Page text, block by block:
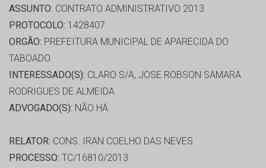
ASSUNTO: CONTRATO ADMINISTRATIVO 2013
PROTOCOLO: 1428407
ORGÃO: PREFEITURA MUNICIPAL DE APARECIDA DO
TABOADO
INTERESSADO(S): CLARO S/A, JOSE ROBSON SAMARA
RODRIGUES DE ALMEIDA
ADVOGADO(S): NÃO HÁ
RELATOR: CONS. IRAN COELHO DAS NEVES
PROCESSO: TC/16810/2013